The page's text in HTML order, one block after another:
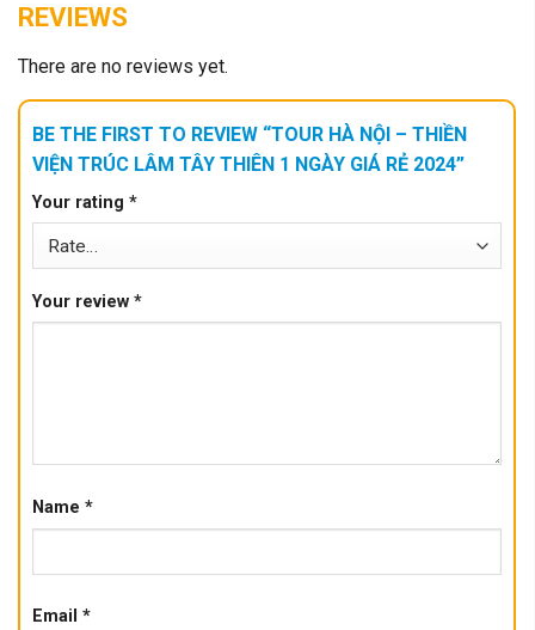
REVIEWS
There are no reviews yet.
BE THE FIRST TO REVIEW “TOUR HÀ NỘI – THIỀN
VIỆN TRÚC LÂM TÂY THIÊN 1 NGÀY GIÁ RẺ 2024”
Your rating *
Your review *
Name *
Email *